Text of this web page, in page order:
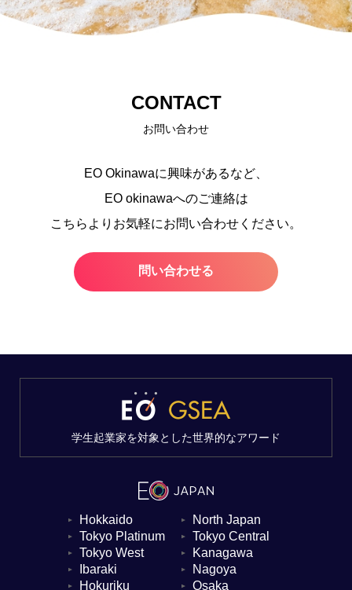
CONTACT
お問い合わせ
EO Okinawaに興味があるなど、
EO okinawaへのご連絡は
こちらよりお気軽にお問い合わせください。
問い合わせる
▼ Hokkaido ▼ North Japan
▼ Tokyo Platinum ▼ Tokyo Central
▼ Tokyo West ▼ Kanagawa
▼ Ibaraki ▼ Nagoya
▼ Hokuriku ▼ Osaka
学生起業家を対象とした世界的なアワード